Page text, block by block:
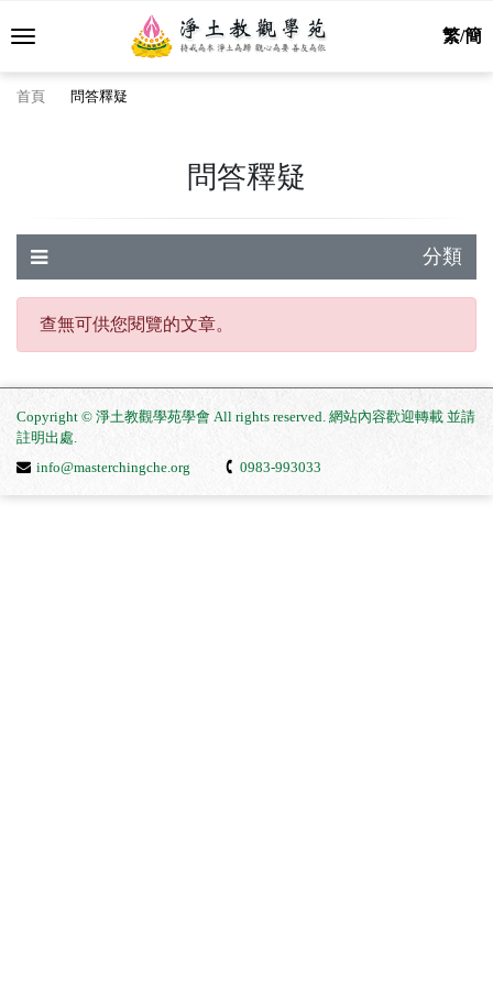
繁/簡
首頁 問答釋疑
問答釋疑
分類
查無可供您閱覽的文章。
Copyright © 淨土教觀學苑學會 All rights reserved. 網站內容歡迎轉載 並請
註明出處.
info@masterchingche.org
0983-993033